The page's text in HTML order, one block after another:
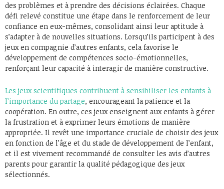
des problèmes et à prendre des décisions éclairées. Chaque
défi relevé constitue une étape dans le renforcement de leur
confiance en eux-mêmes, consolidant ainsi leur aptitude à
s’adapter à de nouvelles situations. Lorsqu’ils participent à des
jeux en compagnie d’autres enfants, cela favorise le
développement de compétences socio-émotionnelles,
renforçant leur capacité à interagir de manière constructive.
Les jeux scientifiques contribuent à sensibiliser les enfants à
l’importance du partage, encourageant la patience et la
coopération. En outre, ces jeux enseignent aux enfants à gérer
la frustration et à exprimer leurs émotions de manière
appropriée. Il revêt une importance cruciale de choisir des jeux
en fonction de l’âge et du stade de développement de l’enfant,
et il est vivement recommandé de consulter les avis d’autres
parents pour garantir la qualité pédagogique des jeux
sélectionnés.